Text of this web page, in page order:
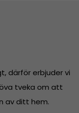
därför erbjuder vi
tveka om att
av ditt hem.